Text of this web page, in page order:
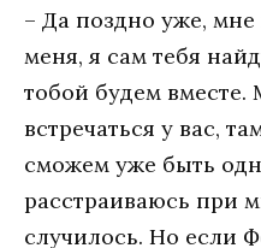
– Да поздно уже,
меня, я сам тебя
тобой будем вместе.
встречаться у вас,
сможем уже быть
расстраиваюсь при
случилось. Но если